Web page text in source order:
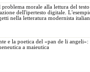
problema morale alla lettura del
dell'ipertesto digitale.
nella letteratura modernista
e la poetica del «pan de li angeli»:
a maieutica